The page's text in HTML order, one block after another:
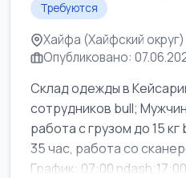
Требуются
Хайфа (Хайфский округ)
Опубликовано:
Склад одежды в
сотрудников bull;
работа с грузом до 15
35 час, работа со
График: 07:00 ndash;17:00